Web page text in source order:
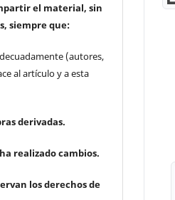
el material, sin
siempre que:
(autores,
al artículo y a esta
derivadas.
realizado cambios.
los derechos de